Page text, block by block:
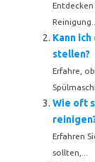
Reinigung...
Kann
stellen?
Erfahre,
Wie oft
Erfahren
sollten,...